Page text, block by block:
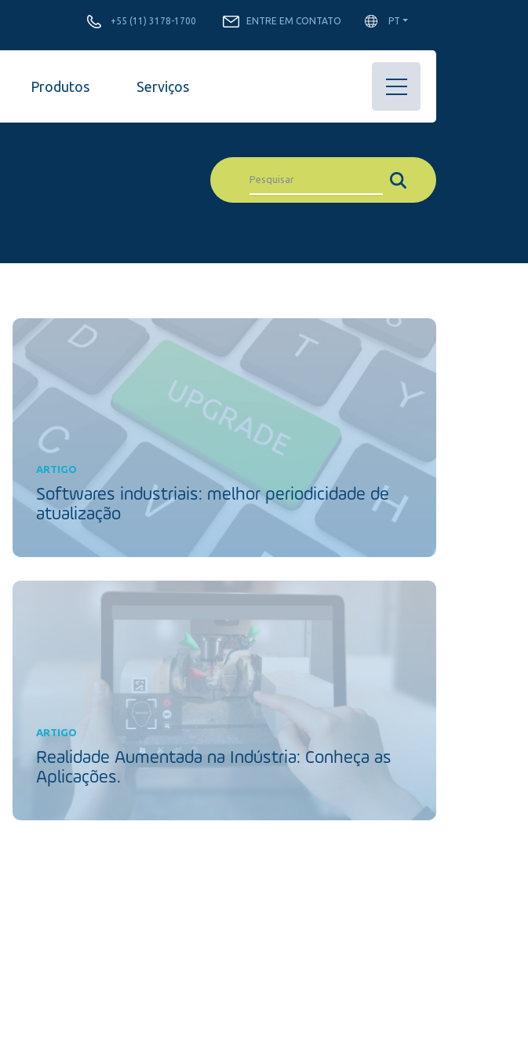
+55 (11) 3178-1700 ENTRE EM CONTATO PT
Produtos Serviços
ARTIGO
Softwares industriais: melhor periodicidade de
atualização
ARTIGO
Realidade Aumentada na Indústria: Conheça as
Aplicações.